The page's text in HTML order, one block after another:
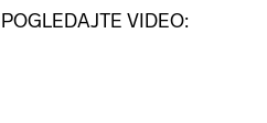
POGLEDAJTE VIDEO: